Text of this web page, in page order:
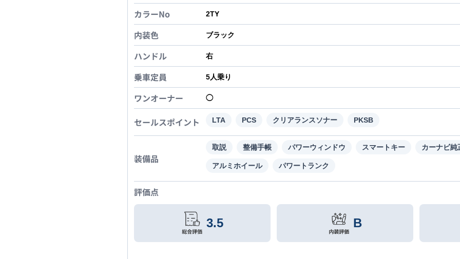
カラーNo 2TY
内装色 ブラック
ハンドル 右
乗車定員 5人乗り
ワンオーナー ◯
セールスポイント LTA PCS クリアランスソナー PKSB
装備品
取説 整備手帳 パワーウィンドウ スマートキー カーナビ純
アルミホイール パワートランク
評価点
3.5 B